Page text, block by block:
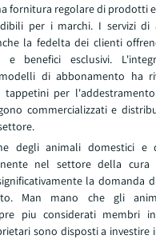
fornitura regolare di prodotti
per i marchi. I servizi di
la fedelta dei clienti
e benefici esclusivi.
di abbonamento ha
per
commercializzati e
degli animali domestici e
nel settore della cura
la domanda
Man mano che gli
piu considerati membri
sono disposti a